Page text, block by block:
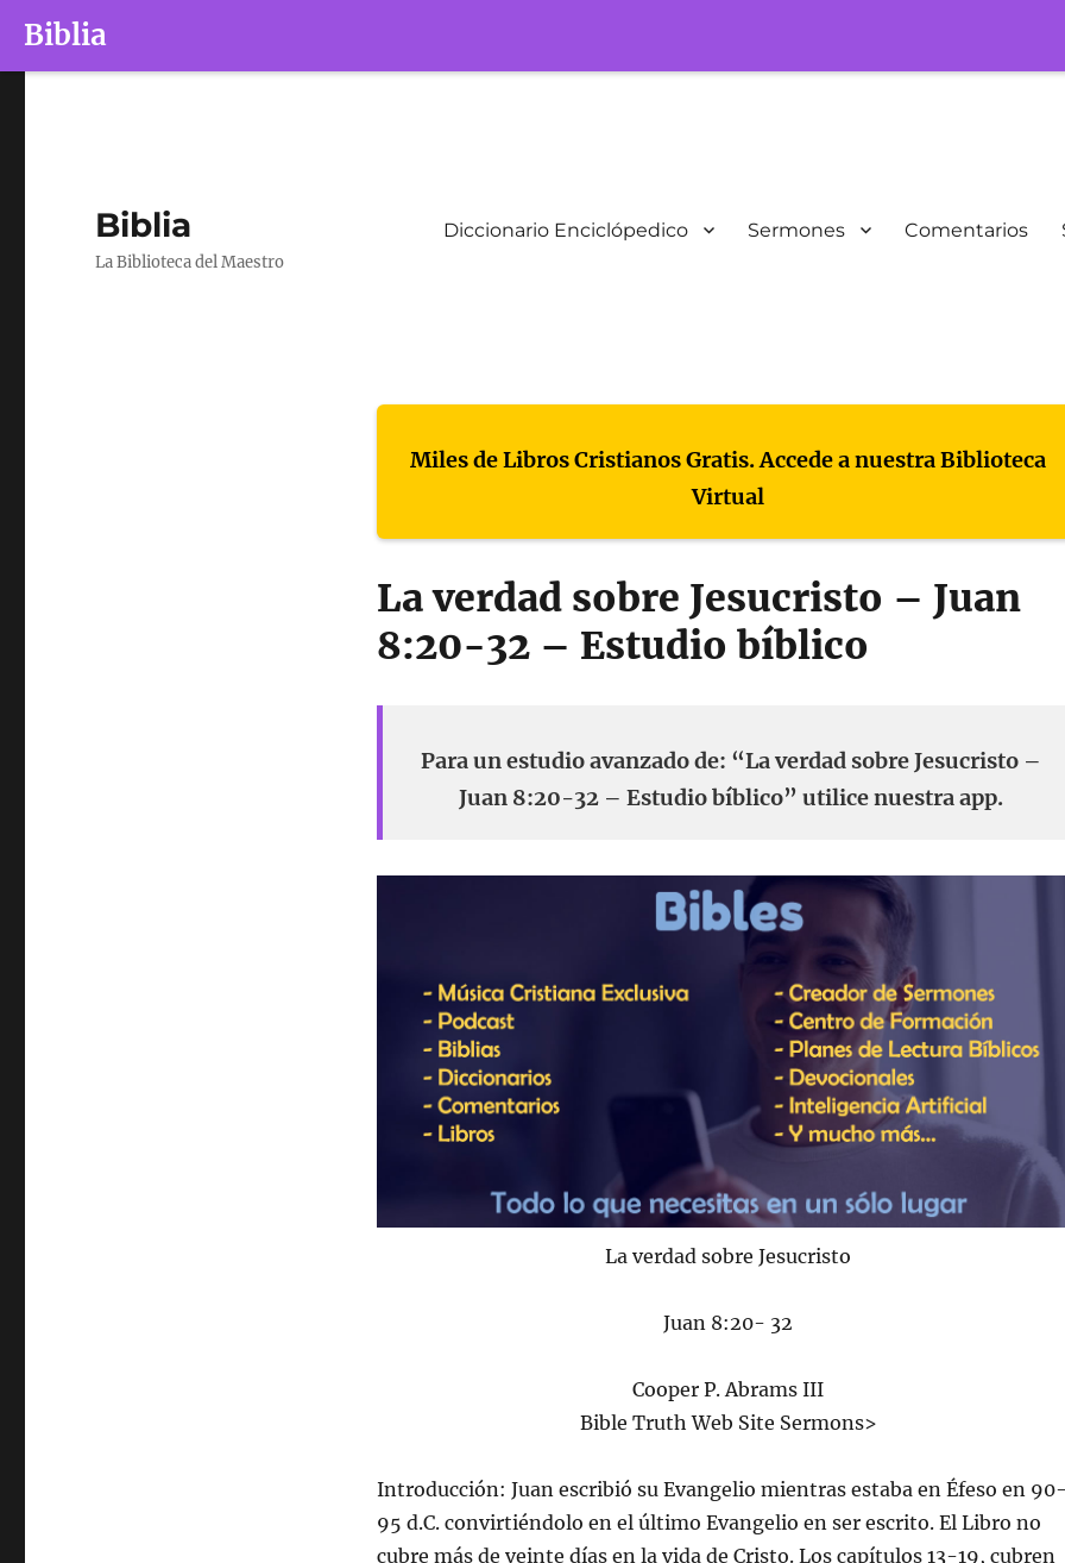
Biblia
Biblia
La Biblioteca del Maestro
Diccionario Enciclópedico Sermones Comentarios
Miles de Libros Cristianos Gratis. Accede a nuestra Biblioteca
Virtual
La verdad sobre Jesucristo – Juan
8:20-32 – Estudio bíblico
Para un estudio avanzado de: “La verdad sobre Jesucristo –
Juan 8:20-32 – Estudio bíblico” utilice nuestra app.
La verdad sobre Jesucristo
Juan 8:20- 32
Cooper P. Abrams III
Bible Truth Web Site Sermons>
Introducción: Juan escribió su Evangelio mientras estaba en Éfeso en
95 d.C. convirtiéndolo en el último Evangelio en ser escrito. El Libro no
cubre más de veinte días en la vida de Cristo. Los capítulos 13-19, cubren